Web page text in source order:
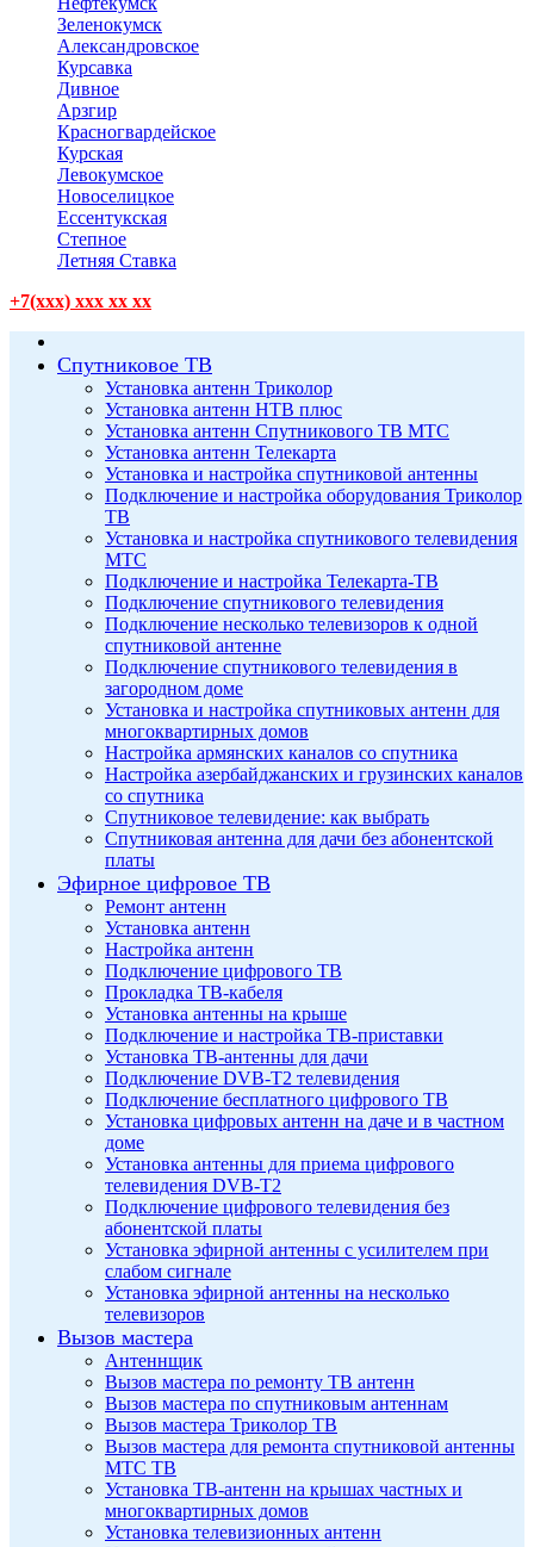
Зеленокумск
Александровское
Курсавка
Дивное
Арзгир
Красногвардейское
Курская
Левокумское
Новоселицкое
Ессентукская
Степное
Летняя Ставка
+7(xxx) xxx xx xx
Спутниковое ТВ
Установка антенн Триколор
Установка антенн НТВ плюс
Установка антенн Спутникового ТВ МТС
Установка антенн Телекарта
Установка и настройка спутниковой антенны
Подключение и настройка оборудования Триколор
ТВ
Установка и настройка спутникового телевидения
МТС
Подключение и настройка Телекарта-ТВ
Подключение спутникового телевидения
Подключение несколько телевизоров к одной
спутниковой антенне
Подключение спутникового телевидения в
загородном доме
Установка и настройка спутниковых антенн для
многоквартирных домов
Настройка армянских каналов со спутника
Настройка азербайджанских и грузинских каналов
со спутника
Спутниковое телевидение: как выбрать
Спутниковая антенна для дачи без абонентской
платы
Эфирное цифровое ТВ
Ремонт антенн
Установка антенн
Настройка антенн
Подключение цифрового ТВ
Прокладка ТВ-кабеля
Установка антенны на крыше
Подключение и настройка ТВ-приставки
Установка ТВ-антенны для дачи
Подключение DVB-T2 телевидения
Подключение бесплатного цифрового ТВ
Установка цифровых антенн на даче и в частном
доме
Установка антенны для приема цифрового
телевидения DVB-T2
Подключение цифрового телевидения без
абонентской платы
Установка эфирной антенны с усилителем при
слабом сигнале
Установка эфирной антенны на несколько
телевизоров
Вызов мастера
Антеннщик
Вызов мастера по ремонту ТВ антенн
Вызов мастера по спутниковым антеннам
Вызов мастера Триколор ТВ
Вызов мастера для ремонта спутниковой антенны
МТС ТВ
Установка ТВ-антенн на крышах частных и
многоквартирных домов
Установка телевизионных антенн